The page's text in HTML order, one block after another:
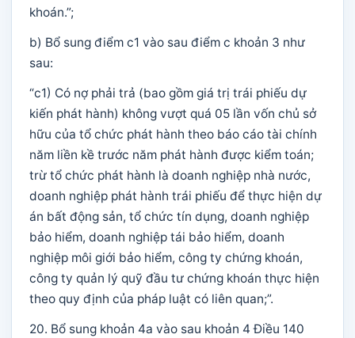
khoán.”;
b) Bổ sung điểm c1 vào sau điểm c khoản 3 như
sau:
“c1) Có nợ phải trả (bao gồm giá trị trái phiếu dự
kiến phát hành) không vượt quá 05 lần vốn chủ sở
hữu của tổ chức phát hành theo báo cáo tài chính
năm liền kề trước năm phát hành được kiểm toán;
trừ tổ chức phát hành là doanh nghiệp nhà nước,
doanh nghiệp phát hành trái phiếu để thực hiện dự
án bất động sản, tổ chức tín dụng, doanh nghiệp
bảo hiểm, doanh nghiệp tái bảo hiểm, doanh
nghiệp môi giới bảo hiểm, công ty chứng khoán,
công ty quản lý quỹ đầu tư chứng khoán thực hiện
theo quy định của pháp luật có liên quan;”.
20. Bổ sung khoản 4a vào sau khoản 4 Điều 140